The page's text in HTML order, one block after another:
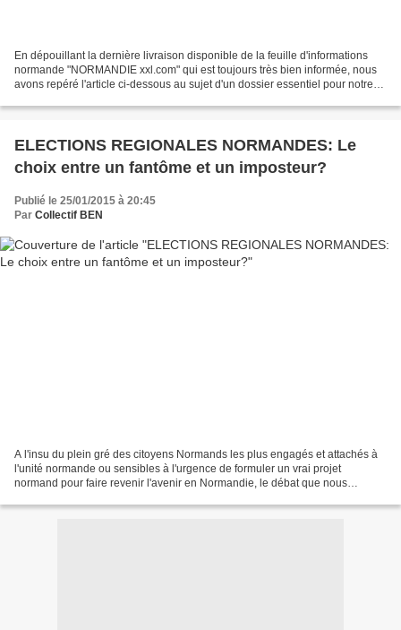
En dépouillant la dernière livraison disponible de la feuille d'informations
normande "NORMANDIE xxl.com" qui est toujours très bien informée, nous
avons repéré l'article ci-dessous au sujet d'un dossier essentiel pour notre
ELECTIONS REGIONALES NORMANDES: Le
choix entre un fantôme et un imposteur?
Publié le 25/01/2015 à 20:45
Par Collectif BEN
A l'insu du plein gré des citoyens Normands les plus engagés et attachés à
l'unité normande ou sensibles à l'urgence de formuler un vrai projet
normand pour faire revenir l'avenir en Normandie, le débat que nous